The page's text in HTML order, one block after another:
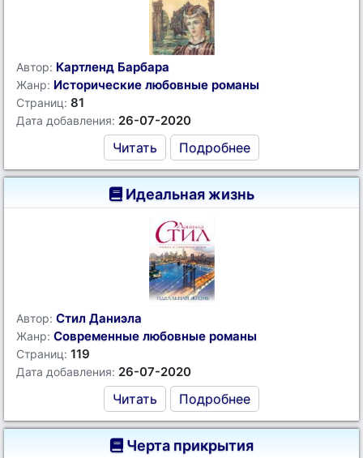
Автор: Картленд Барбара
Жанр: Исторические любовные романы
Страниц: 81
Дата добавления: 26-07-2020
Читать Подробнее
Идеальная жизнь
Автор: Стил Даниэла
Жанр: Современные любовные романы
Страниц: 119
Дата добавления: 26-07-2020
Читать Подробнее
Черта прикрытия